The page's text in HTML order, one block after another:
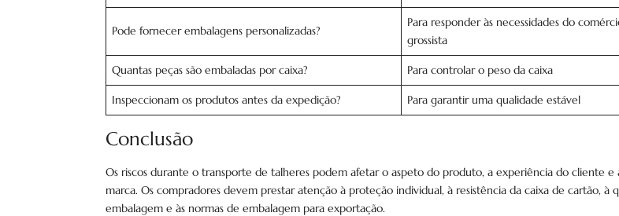
Pode fornecer embalagens personalizadas?
Para responder às necessidades do
grossista
Quantas peças são embaladas por caixa? Para controlar o peso da caixa
Inspeccionam os produtos antes da expedição? Para garantir uma qualidade estável
Conclusão
Os riscos durante o transporte de talheres podem afetar o aspeto do produto, a experiência do cliente e
marca. Os compradores devem prestar atenção à proteção individual, à resistência da caixa de cartão, à
embalagem e às normas de embalagem para exportação.